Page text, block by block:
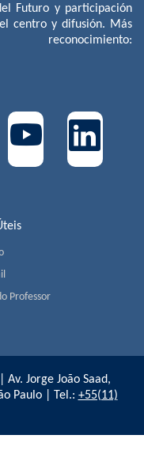
Professor
Futuro y participación
centro y difusión. Más
Av. Jorge João Saad,
Paulo | Tel.: +55(11)